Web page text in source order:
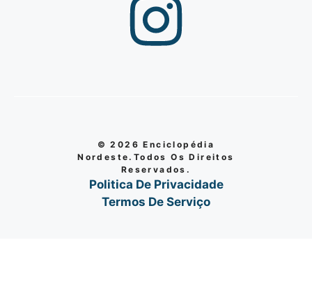
© 2026 Enciclopédia
Nordeste.Todos Os Direitos
Reservados.
Politica De Privacidade
Termos De Serviço